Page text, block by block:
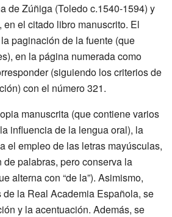
de Zúñiga (Toledo c.1540-1594) y
el citado libro manuscrito. El
paginación de la fuente (que
en la página numerada como
(siguiendo los criterios de
con el número 321.
manuscrita (que contiene varios
influencia de la lengua oral), la
el empleo de las letras mayúsculas,
palabras, pero conserva la
alterna con “de la”). Asimismo,
la Real Academia Española, se
y la acentuación. Además, se